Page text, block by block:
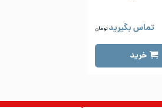
تماس بگیرید تومان
خرید